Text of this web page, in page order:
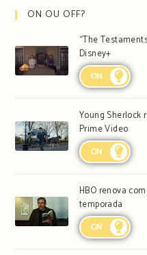
ON OU OFF?
“The
Disney+
ON
Young Sherlock
Prime Video
ON
HBO renova
temporada
ON